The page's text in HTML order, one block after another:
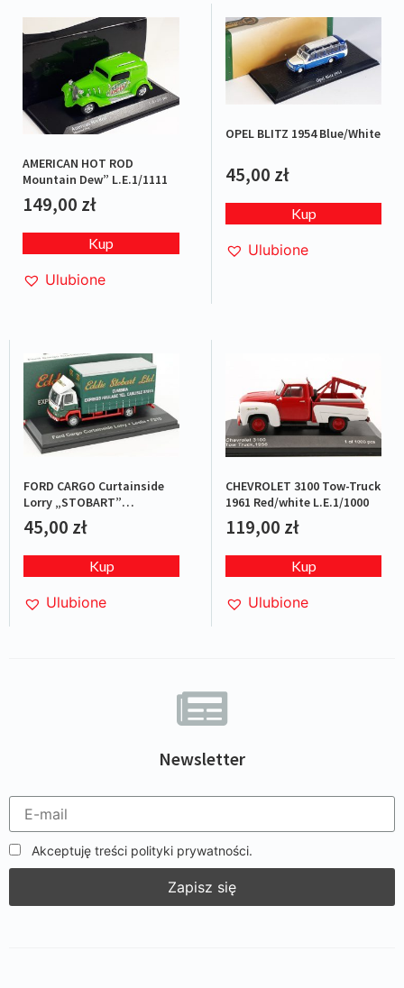
Newsletter
Akceptuję treści polityki prywatności.
AMERICAN HOT ROD
Mountain Dew” L.E.1/1111
149,00 zł
Kup
Ulubione
OPEL BLITZ 1954 Blue/White
45,00 zł
Kup
Ulubione
FORD CARGO Curtainside
Lorry „STOBART”
Green/Red
45,00 zł
Kup
Ulubione
CHEVROLET 3100 Tow-Truck
1961 Red/white L.E.1/1000
119,00 zł
Kup
Ulubione